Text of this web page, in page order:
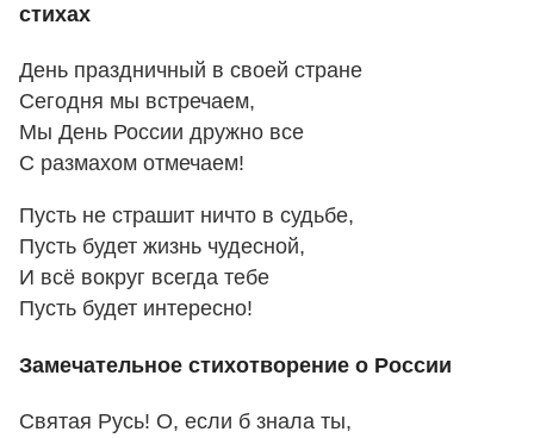
стихах
День праздничный в своей стране
Сегодня мы встречаем,
Мы День России дружно все
С размахом отмечаем!
Пусть не страшит ничто в судьбе,
Пусть будет жизнь чудесной,
И всё вокруг всегда тебе
Пусть будет интересно!
Замечательное стихотворение о России
Святая Русь! О, если б знала ты,